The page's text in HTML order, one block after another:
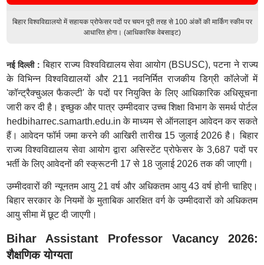
बिहार विश्वविद्यालयो में सहायक प्रोफेसर पदों पर चयन पूरी तरह से 100 अंकों की मार्किंग स्कीम पर
आधारित होगा। (आधिकारिक वेबसाइट)
नई दिल्ली : बिहार राज्य विश्वविद्यालय सेवा आयोग (BSUSC), पटना ने राज्य
के विभिन्न विश्वविद्यालयों और 211 नवनिर्मित राजकीय डिग्री कॉलेजों में
'कॉन्ट्रैक्चुअल फैकल्टी' के पदों पर नियुक्ति के लिए आधिकारिक अधिसूचना
जारी कर दी है। इच्छुक और पात्र उम्मीदवार उच्च शिक्षा विभाग के समर्थ पोर्टल
hedbiharrec.samarth.edu.in के माध्यम से ऑनलाइन आवेदन कर सकते
हैं। आवेदन फॉर्म जमा करने की आखिरी तारीख 15 जुलाई 2026 है। बिहार
राज्य विश्वविद्यालय सेवा आयोग द्वारा असिस्टेंट प्रोफेसर के 3,687 पदों पर
भर्ती के लिए आवेदनों की स्क्रूटनी 17 से 18 जुलाई 2026 तक की जाएगी।
उम्मीदवारों की न्यूनतम आयु 21 वर्ष और अधिकतम आयु 43 वर्ष होनी चाहिए।
बिहार सरकार के नियमों के मुताबिक आरक्षित वर्ग के उम्मीदवारों को अधिकतम
आयु सीमा में छूट दी जाएगी।
Bihar Assistant Professor Vacancy 2026:
शैक्षणिक योग्यता